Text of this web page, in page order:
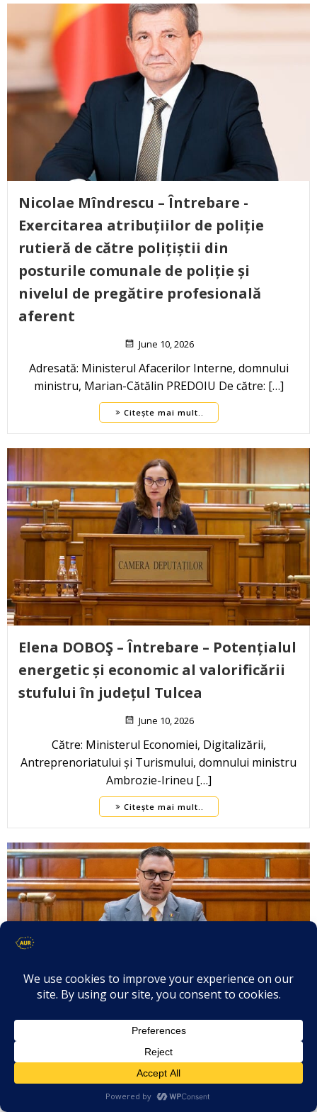
Nicolae Mîndrescu – Întrebare -
Exercitarea atribuțiilor de poliție
rutieră de către polițiștii din
posturile comunale de poliție și
nivelul de pregătire profesională
aferent
June 10, 2026
Adresată: Ministerul Afacerilor Interne, domnului
ministru, Marian-Cătălin PREDOIU De către: […]
Citește mai mult..
Elena DOBOŞ – Întrebare – Potențialul
energetic și economic al valorificării
stufului în județul Tulcea
June 10, 2026
Către: Ministerul Economiei, Digitalizării,
Antreprenoriatului și Turismului, domnului ministru
Ambrozie-Irineu […]
Citește mai mult..
către operatorul privat InterRegional
Călători a unor trenuri noi